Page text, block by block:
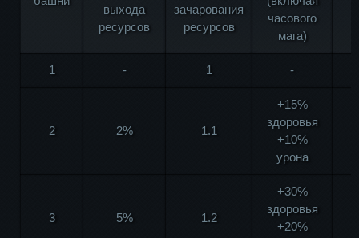
выхода
ресурсов
зачарования
ресурсов
часового
мага)
1 - 1 -
2 2% 1.1
+15%
здоровья
+10%
урона
3 5% 1.2
+30%
здоровья
+20%